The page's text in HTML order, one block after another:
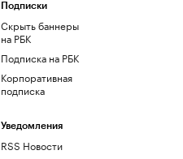
Подписки
Скрыть баннеры
на РБК
Подписка на РБК
Корпоративная
подписка
Уведомления
RSS Новости